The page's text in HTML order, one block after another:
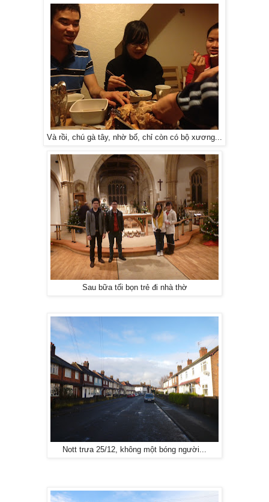
Và rồi, chú gà tây, nhờ bố, chỉ còn có bộ xương...
Sau bữa tối bọn trẻ đi nhà thờ
Nott trưa 25/12, không một bóng người...